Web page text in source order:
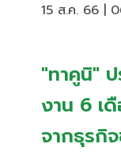
15 ส.ค. 66 |
"ทาคูนิ"
งาน 6 เ
จากธุรกิ